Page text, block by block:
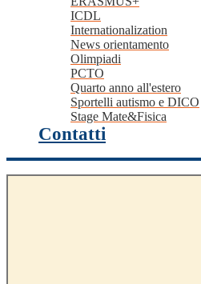
ICDL
Internationalization
News orientamento
Olimpiadi
PCTO
Quarto anno all'estero
Sportelli autismo e DICO
Stage Mate&Fisica
Contatti
Campo di ricerca per le pagine del sito